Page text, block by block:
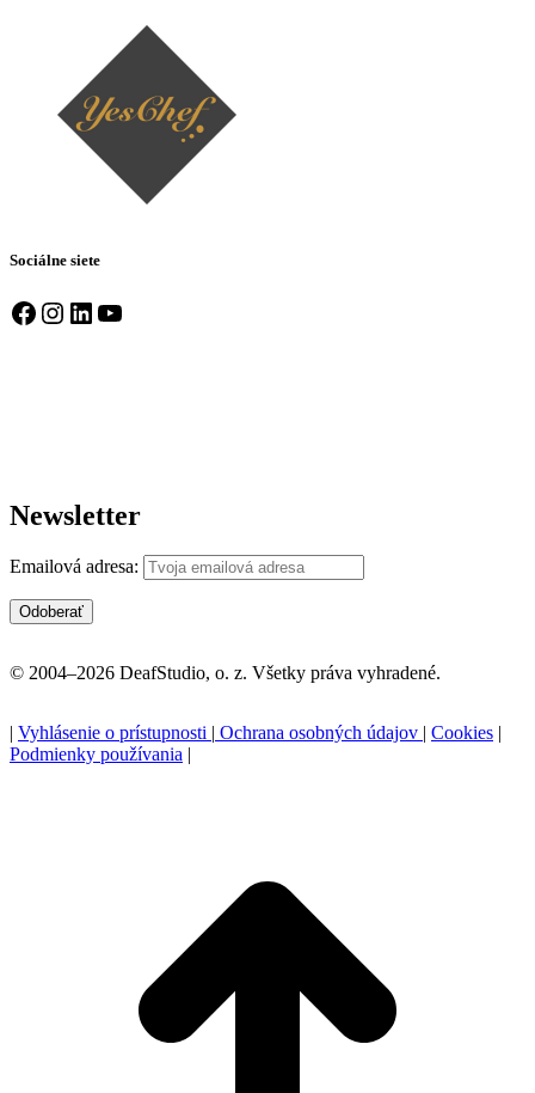
Sociálne siete
Facebook Instagram LinkedIn YouTube
Newsletter
Emailová adresa:
© 2004–2026 DeafStudio, o. z. Všetky práva vyhradené.
| Vyhlásenie o prístupnosti | Ochrana osobných údajov | Cookies |
Podmienky používania |